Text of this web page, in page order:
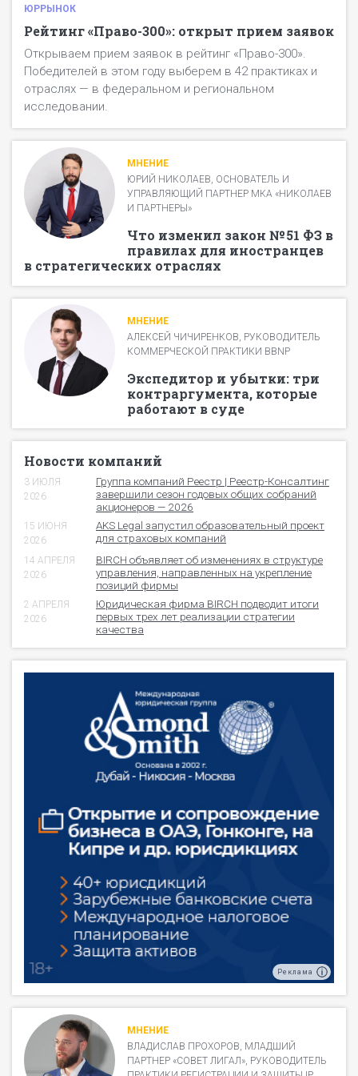
номинации в одной анкете);
финансовые документы — подтверждение
рэнкинге) в разделе «Загрузка документов»;
штатное расписание — подтверждение
В случае, если клиент не получил/не открыл письмо,
делается повторная рассылка по электронной
почте.
В случае, если участник указал контактный номер
Также организаторы рейтинга оставляют за собой
право позвонить клиенту.
Остальные билеты можно приобрести
дополнительно наevent.pravo.ru.
ЮРРЫНОК
Рейтинг «Право-300»: открыт прием заявок
Открываем прием заявок в рейтинг «Право-300».
Победителей в этом году выберем в 42 практиках и
отраслях — в федеральном и региональном
исследовании.
МНЕНИЕ
ЮРИЙ НИКОЛАЕВ, ОСНОВАТЕЛЬ И
УПРАВЛЯЮЩИЙ ПАРТНЕР МКА «НИКОЛАЕВ
И ПАРТНЕРЫ»
Что изменил закон № 51 ФЗ в
правилах для иностранцев
в стратегических отраслях
МНЕНИЕ
АЛЕКСЕЙ ЧИЧИРЕНКОВ, РУКОВОДИТЕЛЬ
КОММЕРЧЕСКОЙ ПРАКТИКИ BBNP
Экспедитор и убытки: три
контраргумента, которые
работают в суде
Новости компаний
3 ИЮЛЯ
2026
Группа компаний Реестр | Реестр-Консалтинг
завершили сезон годовых общих собраний
акционеров — 2026
15 ИЮНЯ
2026
AKS Legal запустил образовательный проект
для страховых компаний
14 АПРЕЛЯ
2026
BIRCH объявляет об изменениях в структуре
управления, направленных на укрепление
позиций фирмы
2 АПРЕЛЯ
2026
Юридическая фирма BIRCH подводит итоги
первых трех лет реализации стратегии
качества
Реклама
МНЕНИЕ
ВЛАДИСЛАВ ПРОХОРОВ, МЛАДШИЙ
ПАРТНЕР «СОВЕТ ЛИГАЛ», РУКОВОДИТЕЛЬ